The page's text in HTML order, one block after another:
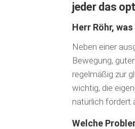
jeder das
Herr Röhr,
Neben einer
Bewegung,
regelmäßig zur
wichtig, die
natürlich fördert
Welche